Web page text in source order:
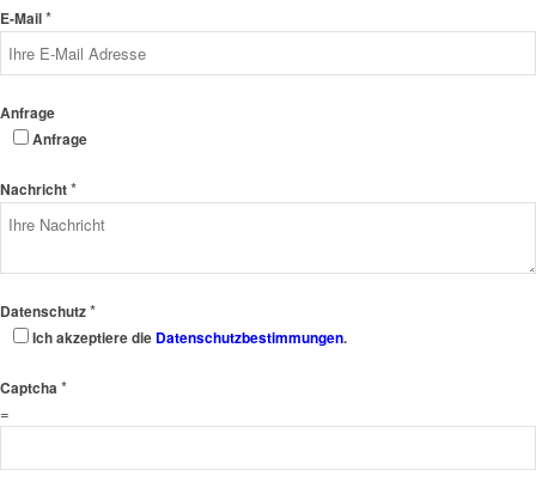
E-Mail*
Anfrage
Anfrage
Nachricht*
Datenschutz*
Ich akzeptiere die Datenschutzbestimmungen.
Captcha *
=